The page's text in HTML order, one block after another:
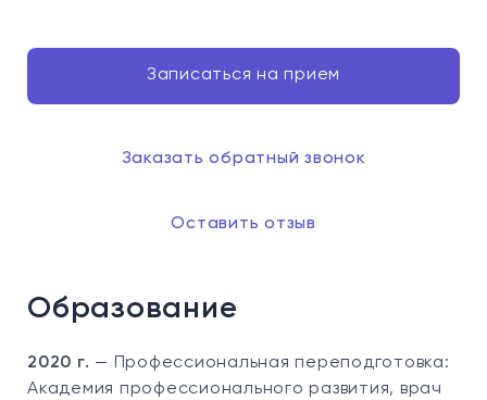
Записаться на прием
Заказать обратный звонок
Оставить отзыв
Образование
2020 г. — Профессиональная переподготовка:
Академия профессионального развития, врач